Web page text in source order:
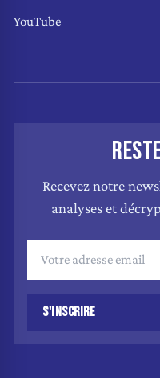
YouTube
Recevez notre
analyses et
S'INSCRIRE